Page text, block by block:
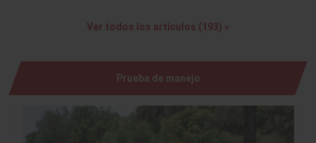
Ver todos los artículos (193) »
Prueba de manejo